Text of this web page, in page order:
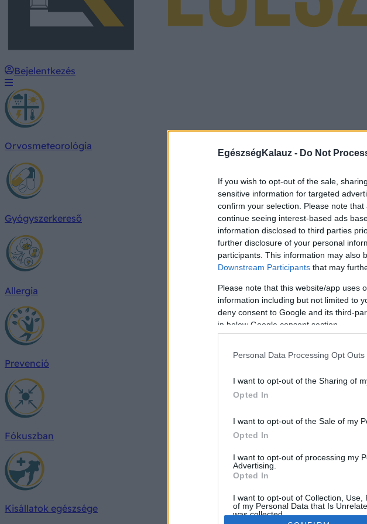
EgészségKalauz - Do Not
If you wish to opt-out of the sale,
sensitive information for targeted
confirm your selection. Please note
continue seeing interest-based ads
information disclosed to third parties
further disclosure of your personal
participants. This information may also
Downstream Participants that may
Please note that this website/app uses
information including but not limited to
deny consent to Google and its third-
in below Google consent section.
Personal Data Processing Opt Outs
I want to opt-out of the Sharing of
Opted In
I want to opt-out of the Sale of my
Opted In
I want to opt-out of processing my
Advertising.
Opted In
I want to opt-out of Collection,
of my Personal Data that Is
was collected.
Bejelentkezés
Orvosmeteorológia
Gyógyszerkereső
Allergia
Prevenció
Fókuszban
Kisállatok egészsége